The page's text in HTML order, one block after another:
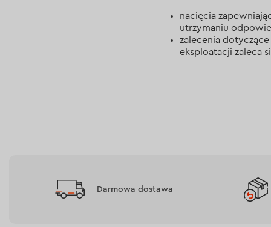
nacięcia
utrzymaniu
zalecenia
eksploatacji zaleca
Darmowa dostawa